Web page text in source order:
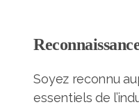
Soyez reconnu
essentiels de